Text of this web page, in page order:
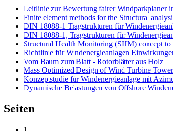
Leitlinie zur Bewertung fairer Windparkplaner
Finite element methods for the Structural
DIN 18088-1 Tragstrukturen für
DIN 18088-1, Tragstrukturen für
Structural Health Monitoring (SHM) concept
Richtlinie für Windenergieanlagen
Vom Baum zum Blatt - Rotorblätter aus Holz
Mass Optimized Design of Wind Turbine
Konzeptstudie für Windenergieanlage mit
Dynamische Belastungen von Offshore
Seiten
1